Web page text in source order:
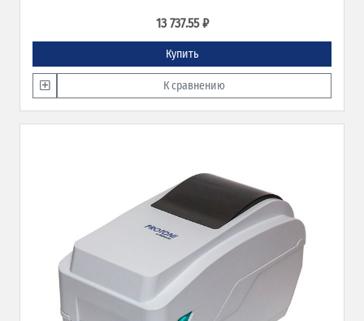
13 737.55 ₽
Купить
К сравнению